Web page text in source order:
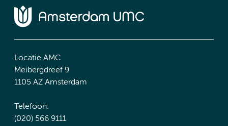
Locatie AMC
Meibergdreef 9
1105 AZ Amsterdam
Telefoon:
(020) 566 9111